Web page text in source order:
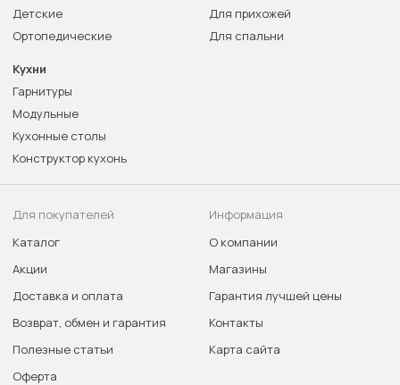
Детские
Ортопедические
Для прихожей
Для спальни
Кухни
Гарнитуры
Модульные
Кухонные столы
Конструктор кухонь
Для покупателей
Каталог
Акции
Доставка и оплата
Возврат, обмен и гарантия
Полезные статьи
Оферта
Информация
О компании
Магазины
Гарантия лучшей цены
Контакты
Карта сайта